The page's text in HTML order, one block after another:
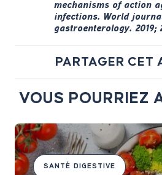
mechanisms of action
infections.
World
gastroenterology. 2019;
PARTAGER CET
VOUS POURRIEZ
SANTÉ DIGESTIVE